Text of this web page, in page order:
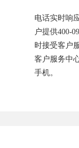
电话实时响
户提供400-
时接受客户
客户服务中
手机。